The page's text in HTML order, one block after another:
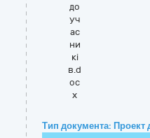
до
уч
ас
ни
кі
в.d
oc
x
Тип документа: Проект